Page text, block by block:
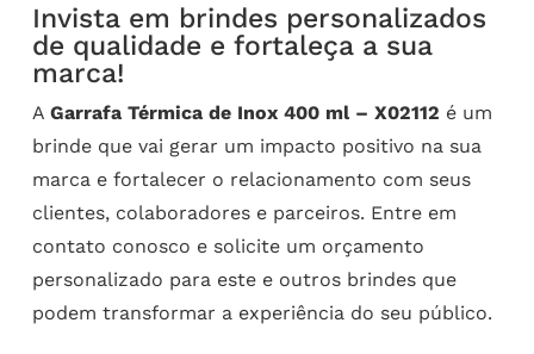
Invista em brindes personalizados
de qualidade e fortaleça a sua
marca!
A Garrafa Térmica de Inox 400 ml – X02112 é um
brinde que vai gerar um impacto positivo na sua
marca e fortalecer o relacionamento com seus
clientes, colaboradores e parceiros. Entre em
contato conosco e solicite um orçamento
personalizado para este e outros brindes que
podem transformar a experiência do seu público.